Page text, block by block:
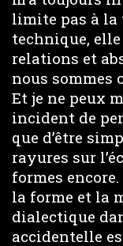
limite pas à la
technique,
relations et
nous sommes
Et je ne peux
incident de
que d’être
rayures sur
formes
la forme et la
dialectique
accidentelle